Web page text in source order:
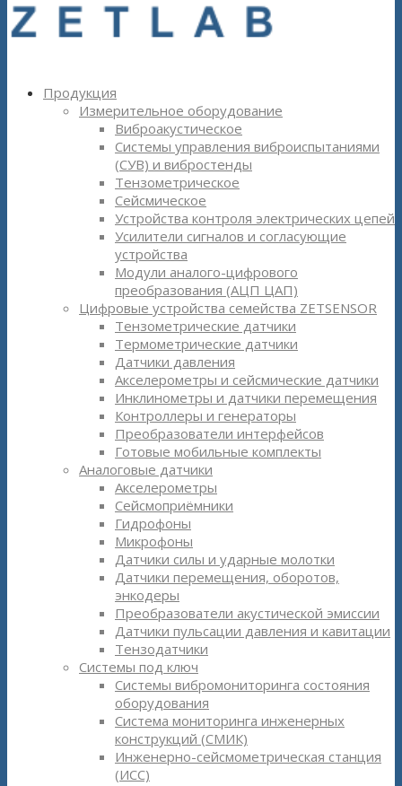
Продукция
Измерительное оборудование
Виброакустическое
Системы управления виброиспытаниями
(СУВ) и вибростенды
Тензометрическое
Сейсмическое
Устройства контроля электрических цепей
Усилители сигналов и согласующие
устройства
Модули аналого-цифрового
преобразования (АЦП ЦАП)
Цифровые устройства семейства ZETSENSOR
Тензометрические датчики
Термометрические датчики
Датчики давления
Акселерометры и сейсмические датчики
Инклинометры и датчики перемещения
Контроллеры и генераторы
Преобразователи интерфейсов
Готовые мобильные комплекты
Аналоговые датчики
Акселерометры
Сейсмоприёмники
Гидрофоны
Микрофоны
Датчики силы и ударные молотки
Датчики перемещения, оборотов,
энкодеры
Преобразователи акустической эмиссии
Датчики пульсации давления и кавитации
Тензодатчики
Системы под ключ
Системы вибромониторинга состояния
оборудования
Система мониторинга инженерных
конструкций (СМИК)
Инженерно-сейсмометрическая станция
(ИСС)